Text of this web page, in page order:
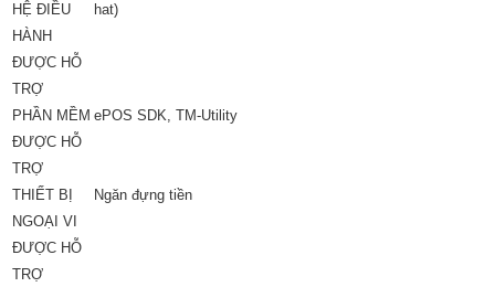
hat)
HỆ ĐIỀU
HÀNH
ĐƯỢC HỖ
TRỢ
PHẦN MỀM
ĐƯỢC HỖ
TRỢ
ePOS SDK, TM-Utility
THIẾT BỊ
NGOẠI VI
ĐƯỢC HỖ
TRỢ
Ngăn đựng tiền